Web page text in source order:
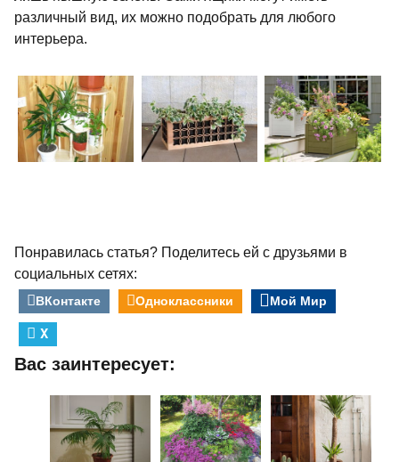
различный вид, их можно подобрать для любого
интерьера.
Понравилась статья? Поделитесь ей с друзьями в
социальных сетях:
ВКонтакте Одноклассники
Мой Мир
X
Вас заинтересует: